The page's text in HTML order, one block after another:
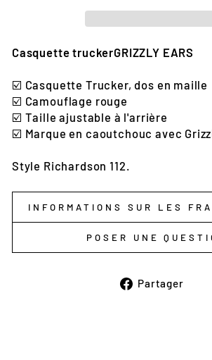
Casquette truckerGRIZZLY EARS
☑️ Casquette Trucker, dos en maille
☑️ Camouflage rouge
☑️ Taille ajustable à l'arrière
☑️ Marque en caoutchouc avec
Style Richardson 112.
INFORMATIONS SUR LES
POSER UNE
Partager